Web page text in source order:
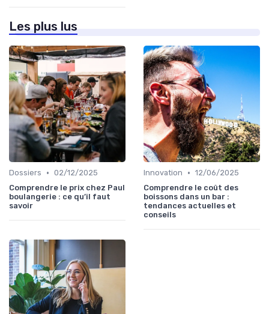
Les plus lus
Dossiers • 02/12/2025
Comprendre le prix chez Paul
boulangerie : ce qu’il faut
savoir
Innovation • 12/06/2025
Comprendre le coût des
boissons dans un bar :
tendances actuelles et
conseils